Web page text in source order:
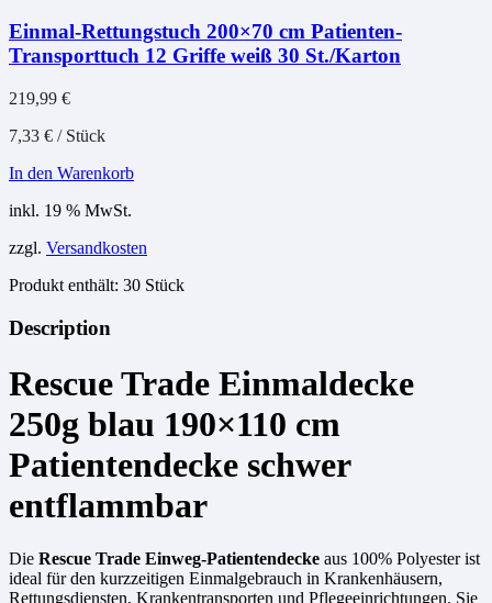
Einmal-Rettungstuch 200×70 cm Patienten-
Transporttuch 12 Griffe weiß 30 St./Karton
219,99 €
7,33 € / Stück
In den Warenkorb
inkl. 19 % MwSt.
zzgl. Versandkosten
Produkt enthält: 30 Stück
Description
Rescue Trade Einmaldecke
250g blau 190×110 cm
Patientendecke schwer
entflammbar
Die Rescue Trade Einweg-Patientendecke aus 100% Polyester ist
ideal für den kurzzeitigen Einmalgebrauch in Krankenhäusern,
Rettungsdiensten, Krankentransporten und Pflegeeinrichtungen. Sie